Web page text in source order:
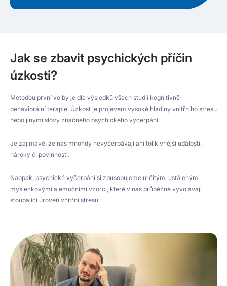
Jak se zbavit psychických příčin
úzkosti?
Metodou první volby je dle výsledků všech studií kognitivně-
behaviorální terapie. Úzkost je projevem vysoké hladiny vnitřního stresu
nebo jinými slovy značného psychického vyčerpání.
Je zajímavé, že nás mnohdy nevyčerpávají ani tolik vnější události,
nároky či povinnosti.
Naopak, psychické vyčerpání si způsobujeme určitými ustálenými
myšlenkovými a emočními vzorci, které v nás průběžně vyvolávají
stoupající úroveň vnitřní stresu.